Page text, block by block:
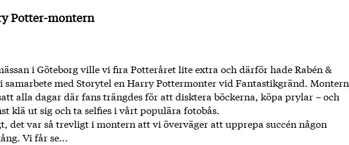
Potter-montern
i Göteborg ville vi fira Potteråret lite extra och därför hade Rabén &
samarbete med Storytel en Harry Pottermonter vid Fantastikgränd. Montern
alla dagar där fans trängdes för att disktera böckerna, köpa prylar – och
klä ut sig och ta selfies i vårt populära fotobås.
det var så trevligt i montern att vi överväger att upprepa succén någon
Vi får se...